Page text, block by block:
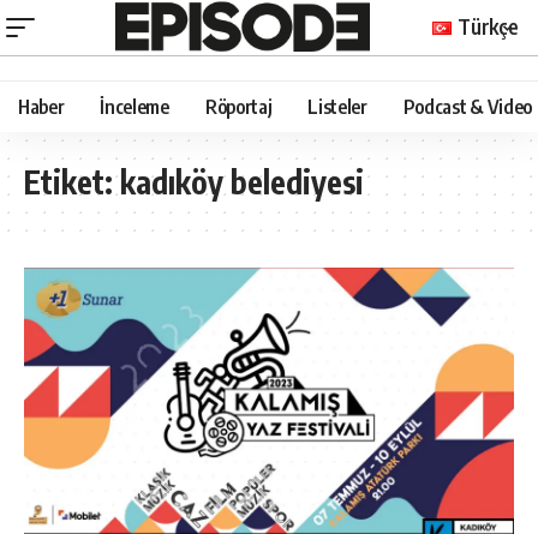
Türkçe
Haber İnceleme Röportaj Listeler Podcast & Video
Etiket:kadıköy belediyesi